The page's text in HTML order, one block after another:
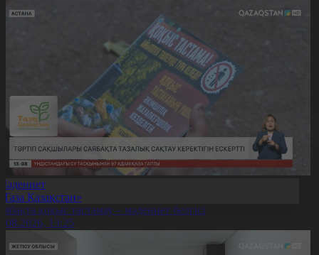
Қазақстан»
қоқыс тастамау – мәдениет белгісі
13:25